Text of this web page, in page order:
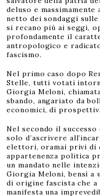
deluso e
netto dei sondaggi
si recano più ai seggi,
profondamente il
antropologico e
fascismo.
Nel primo caso dopo
Stelle, tutti votati
Giorgia Meloni,
sbando, angariato da
economici, di
Nel secondo il
solo d’ascrivere
elettori, oramai privi di
appartenenza politica
un mandato nelle
Giorgia Meloni, bensì a
di origine fascista che a
manifesta una